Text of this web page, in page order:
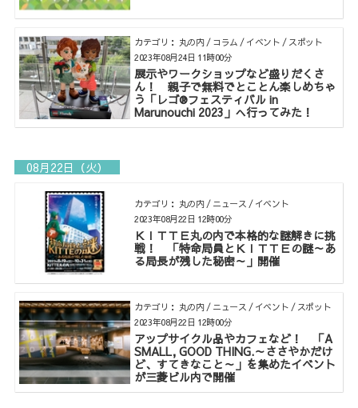
カテゴリ： 丸の内 / コラム / イベント / スポット
展示やワークショップなど盛りだくさ
ん！ 親子で無料でとことん楽しめちゃ
う「レゴ®フェスティバル in
Marunouchi 2023」へ行ってみた！
2023年08月24日 11時00分
08月22日（火）
カテゴリ： 丸の内 / ニュース / イベント
ＫＩＴＴＥ丸の内で本格的な謎解きに挑
戦！ 「特命局員とＫＩＴＴＥの謎～あ
る局長が残した秘密～」開催
2023年08月22日 12時00分
カテゴリ： 丸の内 / ニュース / イベント / スポット
アップサイクル品やカフェなど！ 「A
SMALL, GOOD THING.～ささやかだけ
ど、すてきなこと～」を集めたイベント
が三菱ビル内で開催
2023年08月22日 12時00分